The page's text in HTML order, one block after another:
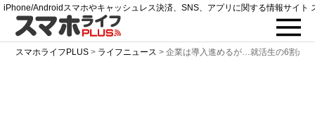
iPhone/Androidスマホやキャッシュレス決済、SNS、アプリに関する情報サイト
スマホライフPLUS > ライフニュース >企業は導入進めるが…就活生の6割が